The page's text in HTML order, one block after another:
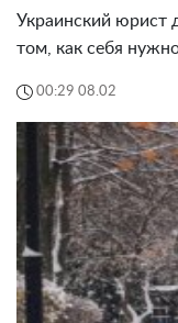
Украинский юрист
том, как себя
00:29 08.02